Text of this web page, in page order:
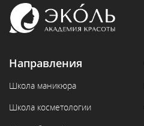
Направления
Школа маникюра
Школа косметологии